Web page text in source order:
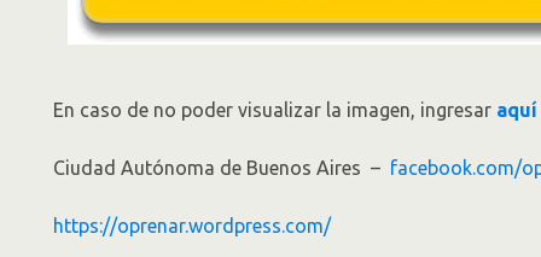
En caso de no poder visualizar la imagen, ingresar aquí
Ciudad Autónoma de Buenos Aires – facebook.com/
https://oprenar.wordpress.com/